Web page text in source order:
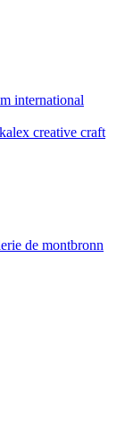
international
creative craft
de montbronn